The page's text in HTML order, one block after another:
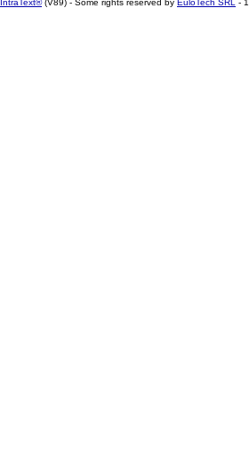
IntraText®(V89) - Some rights reserved by EuloTech SRL -